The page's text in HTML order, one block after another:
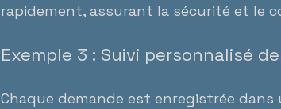
rapidement, assurant la sécurité et le
Exemple 3 : Suivi personnalisé
Chaque demande est enregistrée